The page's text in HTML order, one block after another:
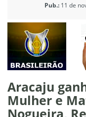
Pub.: 11 de
Aracaju
Mulher e
Nogueira,